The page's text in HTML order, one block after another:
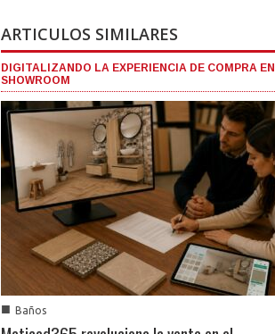
ARTICULOS SIMILARES
DIGITALIZANDO LA EXPERIENCIA DE COMPRA EN
SHOWROOM
■ Baños